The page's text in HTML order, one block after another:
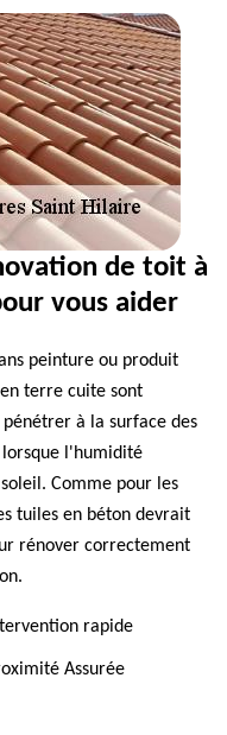
de toit à
vous aider
peinture ou produit
terre cuite sont
à la surface des
lorsque l'humidité
Comme pour les
tuiles en béton devrait
rénover correctement
rapide
Assurée